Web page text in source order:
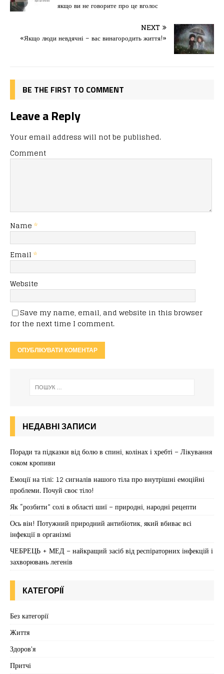
o
o
d
o
n
т
ис
я
якщо ви не говорите про це вголос
NEXT
«Якщо люди невдячні – вас винагородить життя!»
BE THE FIRST TO COMMENT
Leave a Reply
Your email address will not be published.
Comment
Name *
Email *
Website
Save my name, email, and website in this browser
for the next time I comment.
НЕДАВНІ ЗАПИСИ
Поради та підказки від болю в спині, колінах і хребті – Лікування
соком кропиви
Емоції на тілі: 12 сигналів нашого тіла про внутрішні емоційні
проблеми. Почуй своє тіло!
Як “розбити” солі в області шиї – природні, народні рецепти
Ось він! Потужний природний антибіотик, який вбиває всі
інфекції в організмі
ЧЕБРЕЦЬ + МЕД – найкращий засіб від респіраторних інфекцій і
захворювань легенів
КАТЕГОРІЇ
Без категорії
Життя
Здоров'я
Притчі